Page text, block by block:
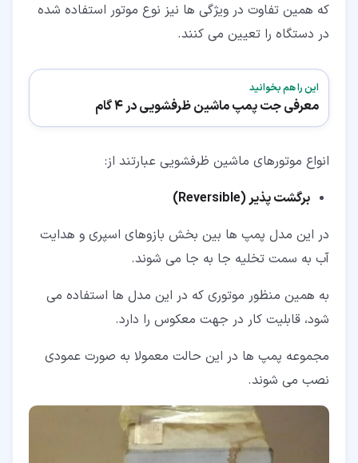
که همین تفاوت در ویژگی ها نیز نوع موتور استفاده شده
در دستگاه را تعیین می کنند.
این را هم بخوانید
معرفی جت پمپ ماشین ظرفشویی در 4 گام
انواع موتورهای ماشین ظرفشویی عبارتند از:
برگشت پذیر (Reversible)
در این مدل پمپ ها بین بخش بازوهای اسپری و هدایت
آب به سمت تخلیه جا به جا می شوند.
به همین منظور موتوری که در این مدل ها استفاده می
شود، قابلیت کار در جهت معکوس را دارد.
مجموعه پمپ ها در این حالت معمولا به صورت عمودی
نصب می شوند.